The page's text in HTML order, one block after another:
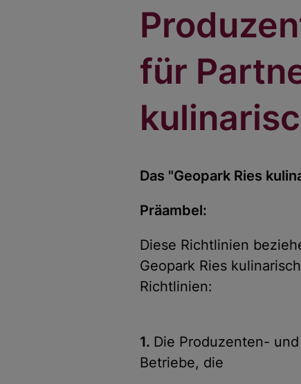
für
Das "Geopark Ries
Präambel:
Diese Richtlinien
Geopark Ries
Richtlinien:
1. Die Produzenten-
Betriebe, die